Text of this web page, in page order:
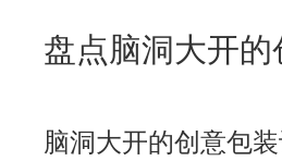
盘点脑洞大开
脑洞大开的创意包